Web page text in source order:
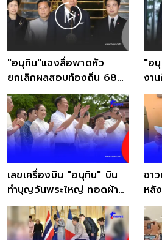
"อนุทิน"แจงสื่อพาดหัว
ยกเลิกผลสอบท้องถิ่น 68
ทำคนตกอกตกใจกันหมด
"อ
งา
ตา
เลขเครื่องบิน "อนุทิน" บิน
ทำบุญวันพระใหญ่ ทอดผ้าป่า
วัดถ้ำเสือ
ชา
หลั
บน